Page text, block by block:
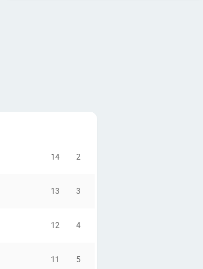
14 2
13 3
12 4
11 5